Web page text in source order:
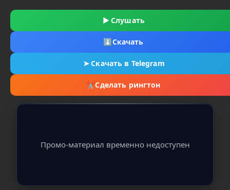
▶ Слушать
⬇Скачать
➤Скачать в Telegram
✂Сделать рингтон
Промо-материал временно недоступен